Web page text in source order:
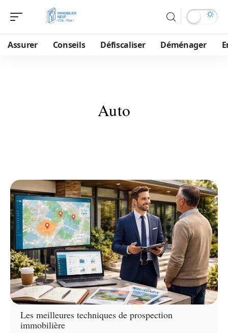
Assurer Conseils Défiscaliser Déménager
Auto
Les meilleures techniques de prospection
immobilière